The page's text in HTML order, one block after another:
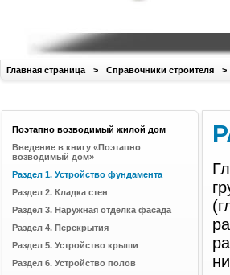
Главная страница > Справочники строителя >
Поэтапно возводимый жилой дом
Введение в книгу «Поэтапно
возводимый дом»
Раздел 1. Устройство фундамента
Раздел 2. Кладка стен
Раздел 3. Наружная отделка фасада
Раздел 4. Перекрытия
Раздел 5. Устройство крыши
Раздел 6. Устройство полов